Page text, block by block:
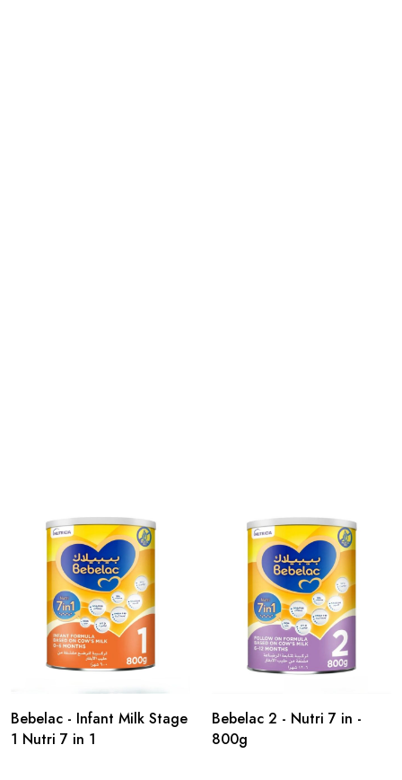
Bebelac - Infant Milk Stage
1 Nutri 7 in 1
Bebelac 2 - Nutri 7 in -
800g